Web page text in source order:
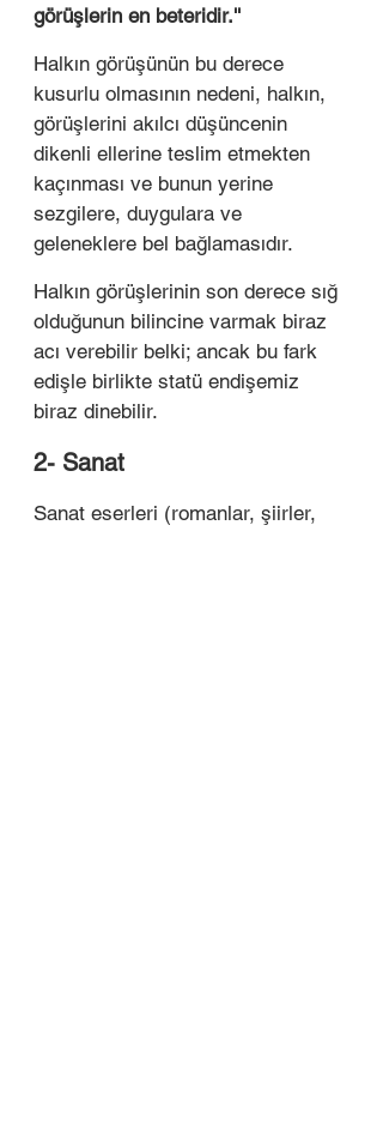
görüşlerin en beteridir.''
Halkın görüşünün bu derece
kusurlu olmasının nedeni, halkın,
görüşlerini akılcı düşüncenin
dikenli ellerine teslim etmekten
kaçınması ve bunun yerine
sezgilere, duygulara ve
geleneklere bel bağlamasıdır.
Halkın görüşlerinin son derece sığ
olduğunun bilincine varmak biraz
acı verebilir belki; ancak bu fark
edişle birlikte statü endişemiz
biraz dinebilir.
2- Sanat
Sanat eserleri (romanlar, şiirler,